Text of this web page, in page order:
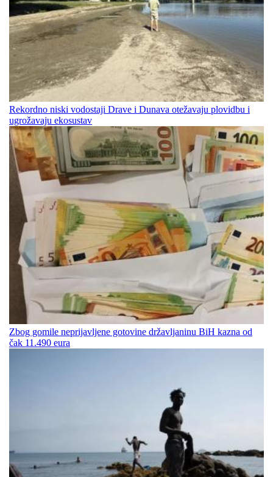
Rekordno niski vodostaji Drave i Dunava otežavaju plovidbu i
ugrožavaju ekosustav
Zbog gomile neprijavljene gotovine državljaninu BiH kazna od
čak 11.490 eura